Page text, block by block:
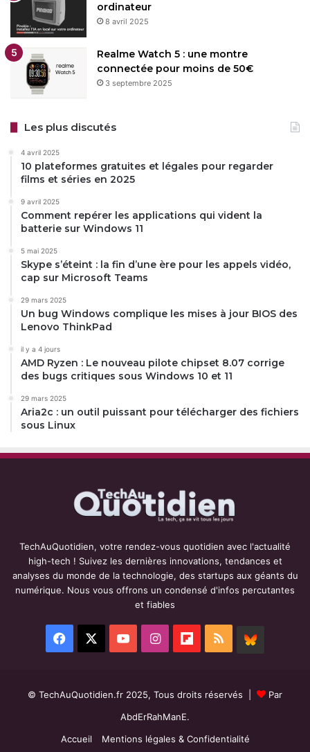
ordinateur
8 avril 2025
Realme Watch 5 : une montre
connectée pour moins de 50€
3 septembre 2025
Les plus discutés
4 avril 2025
10 plateformes gratuites et légales pour regarder
films et séries en 2025
9 avril 2025
Comment repérer les applications qui vident la
batterie sur Windows 11
5 mai 2025
Skype s’éteint : la fin d’une ère pour les appels vidéo,
cap sur Microsoft Teams
29 mars 2025
Un bug Windows complique les mises à jour BIOS des
Lenovo ThinkPad
il y a 4 jours
AMD Ryzen : Le nouveau pilote chipset 8.07 corrige
des bugs critiques sous Windows 10 et 11
29 mars 2025
Aria2c : un outil puissant pour télécharger des fichiers
sous Linux
TechAuQuotidien, votre rendez-vous quotidien avec l'actualité
high-tech ! Suivez les dernières innovations, tendances et
analyses du monde de la technologie, des startups aux géants du
numérique. Nous vous offrons un condensé d'infos percutantes
et fiables
Facebook YouTubeInstagramFlipboard
RSS
© TechAuQuotidien.fr 2025, Tous droits réservés |
Par
AbdErRahManE.
Accueil
Mentions légales & Confidentialité